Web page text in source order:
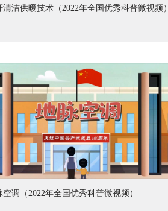
清洁供暖技术（2022年全国优秀科普微视频）
空调（2022年全国优秀科普微视频）